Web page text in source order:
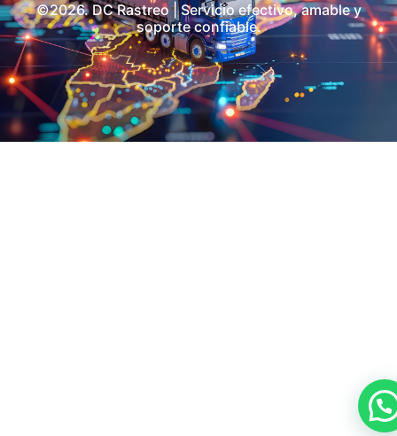
©2026. DC Rastreo | Servicio efectivo, amable y
soporte confiable.